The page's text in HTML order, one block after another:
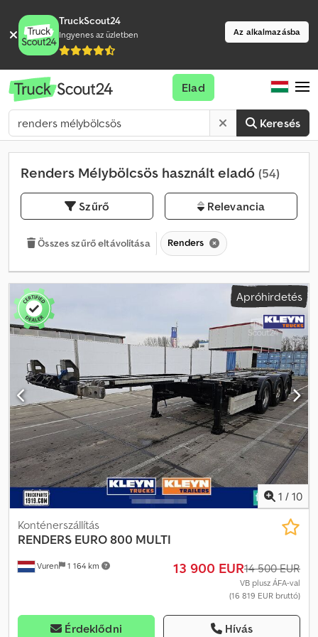
TruckScout24
Ingyenes az üzletben Az alkalmazásba
Keresés
Elad
Renders Mélybölcsös használt eladó (54)
Szűrő Relevancia
Összes szűrő eltávolítása Renders
Apróhirdetés
1 / 10
Vuren 1 164 km
Konténerszállítás
RENDERS EURO 800 MULTI
13 900 EUR14 500 EUR
VB plusz ÁFA-val
(16 819 EUR bruttó)
Érdeklődni Hívás